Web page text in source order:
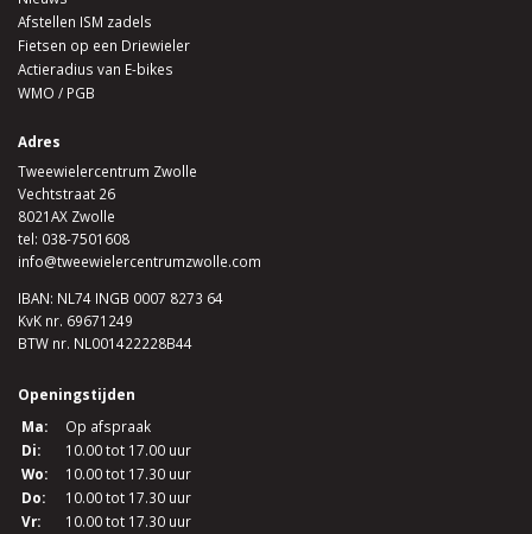
Afstellen ISM zadels
Fietsen op een Driewieler
Actieradius van E-bikes
WMO / PGB
Adres
Tweewielercentrum Zwolle
Vechtstraat 26
8021AX Zwolle
tel: 038-7501608
info@tweewielercentrumzwolle.com
IBAN: NL74 INGB 0007 8273 64
KvK nr. 69671249
BTW nr. NL001422228B44
Openingstijden
Ma:
Op afspraak
Di:
10.00 tot 17.00 uur
Wo:
10.00 tot 17.30 uur
Do:
10.00 tot 17.30 uur
Vr:
10.00 tot 17.30 uur